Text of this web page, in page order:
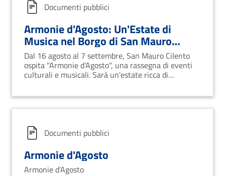
Documenti pubblici
Armonie d'Agosto: Un'Estate di
Musica nel Borgo di San Mauro
Cilento
Dal 16 agosto al 7 settembre, San Mauro Cilento
ospita "Armonie d'Agosto", una rassegna di eventi
culturali e musicali. Sarà un'estate ricca di
talenti locali e artisti nazionali.
Documenti pubblici
Armonie d'Agosto
Armonie d'Agosto